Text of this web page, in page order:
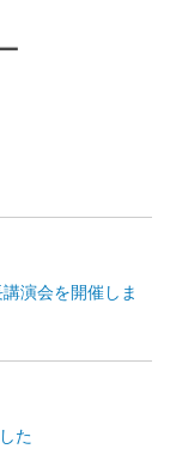
演会を開催しま
た